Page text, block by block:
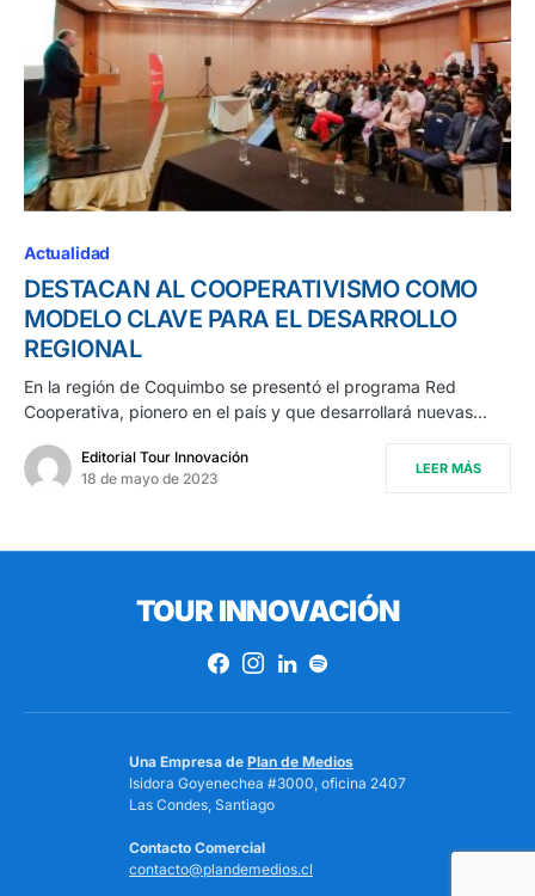
Actualidad
DESTACAN AL COOPERATIVISMO COMO
MODELO CLAVE PARA EL DESARROLLO
REGIONAL
En la región de Coquimbo se presentó el programa Red
Cooperativa, pionero en el país y que desarrollará nuevas…
Editorial Tour Innovación
18 de mayo de 2023
LEER MÁS
TOUR INNOVACIÓN
Una Empresa de Plan de Medios
Isidora Goyenechea #3000, oficina 2407
Las Condes, Santiago
Contacto Comercial
contacto@plandemedios.cl